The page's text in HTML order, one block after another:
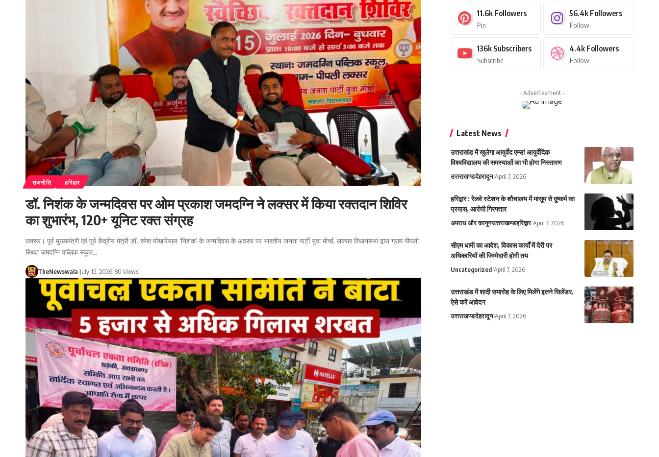
राजनीति हरिद्वार
डॉ. निशंक के जन्मदिवस पर ओम प्रकाश जमदग्नि ने लक्सर में किया रक्तदान शिविर
का शुभारंभ, 120+ यूनिट रक्त संग्रह
लक्सर। पूर्व मुख्यमंत्री एवं पूर्व केंद्रीय मंत्री डॉ. रमेश पोखरियाल ‘निशंक’ के जन्मदिवस के अवसर पर भारतीय जनता पार्टी युवा मोर्चा, लक्सर विधानसभा द्वारा ग्राम पीपली
स्थित जमदग्नि पब्लिक स्कूल…
TheNewswala July 15, 2026 80 Views
11.6k Followers
Pin
56.4k Followers
Follow
136k Subscribers
Subscribe
4.4k Followers
Follow
- Advertisement -
Latest News
उत्तराखंड में खुलेगा आयुर्वेद एम्स! आयुर्वेदिक
विश्वविद्यालय की समस्याओं का भी होगा निस्तारण
उत्तराखण्डदेहरादून April 7, 2026
हरिद्वार : रेलवे स्टेशन के शौचालय में मासूम से दुष्कर्म का
प्रयास, आरोपी गिरफ्तार
अपराध और कानूनउत्तराखण्डहरिद्वार April 7, 2026
सीएम धामी का आदेश, विकास कार्यों में देरी पर
अधिकारियों की जिम्मेदारी होगी तय
Uncategorized April 7, 2026
उत्तराखंड में शादी समारोह के लिए मिलेंगे इतने सिलेंडर,
ऐसे करें आवेदन
उत्तराखण्डदेहरादून April 7, 2026